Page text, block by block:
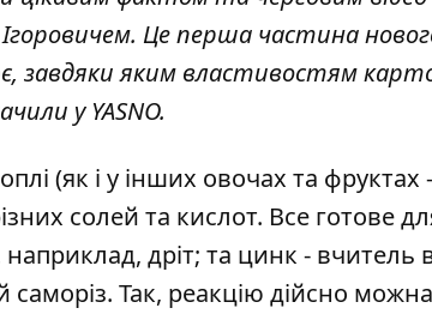
Це перша частина
завдяки яким властивостям
у YASNO.
(як і у інших овочах та
солей та кислот. Все готове
дріт; та цинк - вчитель
Так, реакцію дійсно можна